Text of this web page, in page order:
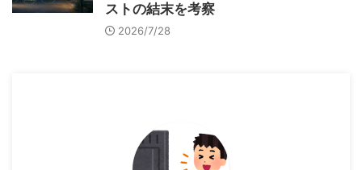
ストの結末を考察
2026/7/28